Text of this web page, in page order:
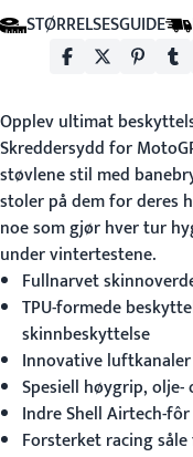
STØRRELSESGUIDE
Opplev ultimat
Skreddersydd for
støvlene stil med
stoler på dem for deres
noe som gjør hver tur
under vintertestene.
Fullnarvet
TPU-formede
skinnbeskyttelse
Innovative
Spesiell høygrip,
Indre Shell Airtech-
Forsterket racing